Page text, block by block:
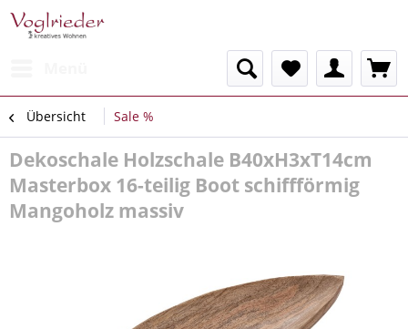
Übersicht Sale %
Dekoschale Holzschale B40xH3xT14cm
Masterbox 16-teilig Boot schiffförmig
Mangoholz massiv